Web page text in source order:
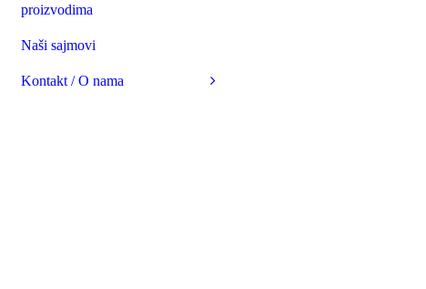
proizvodima
Naši sajmovi
Kontakt / O nama